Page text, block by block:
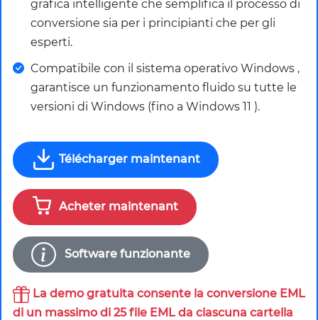
grafica intelligente che semplifica il processo di
conversione sia per i principianti che per gli
esperti.
Compatibile con il sistema operativo Windows ,
garantisce un funzionamento fluido su tutte le
versioni di Windows (fino a Windows 11 ).
Télécharger maintenant
Acheter maintenant
Software funzionante
La demo gratuita consente la conversione EML
di un massimo di 25 file EML da ciascuna cartella